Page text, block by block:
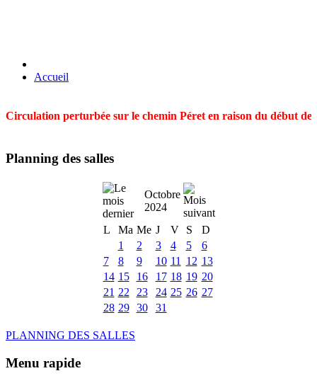
Accueil
Circulation perturbée sur le chemin Péret en raison du début
Planning des salles
Octobre
2024
L
Ma Me J V S
D
1
2 3 4 5
6
7
8 9 10 11 12 13
14 15 16 17 18 19 20
21 22 23 24 25 26 27
28 29 30 31
PLANNING DES SALLES
Menu rapide